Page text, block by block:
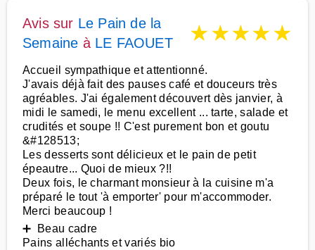
Avis sur Le Pain de la
Semaine à LE FAOUET ★★★★★
Accueil sympathique et attentionné.
J'avais déjà fait des pauses café et douceurs très
agréables. J'ai également découvert dès janvier, à
midi le samedi, le menu excellent ... tarte, salade et
crudités et soupe !! C'est purement bon et goutu
&#128513;
Les desserts sont délicieux et le pain de petit
épeautre... Quoi de mieux ?!!
Deux fois, le charmant monsieur à la cuisine m'a
préparé le tout 'à emporter' pour m'accommoder.
Merci beaucoup !
➕ Beau cadre
Pains alléchants et variés bio